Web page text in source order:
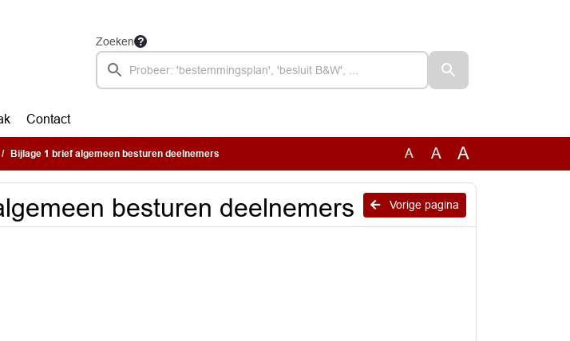
Zoeken
Contact
Bijlage 1 brief algemeen besturen deelnemers A A A
Vorige pagina
besturen deelnemers